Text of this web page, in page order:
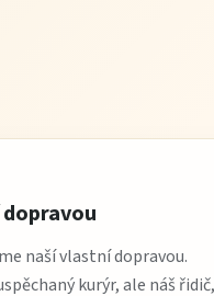
naší vlastní dopravou.
kurýr, ale náš řidič,